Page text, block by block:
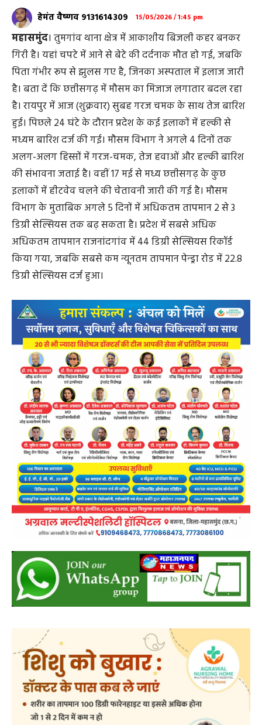
हेमंत वैष्णव 9131614309 15/05/2026 / 1:45 pm
महासमुंद। तुमगांव थाना क्षेत्र में आकाशीय बिजली कहर बनकर
गिरी है। यहां चपटे में आने से बेटे की दर्दनाक मौत हो गई, जबकि
पिता गंभीर रूप से झुलस गए है, जिनका अस्पताल में इलाज जारी
है। बता दें कि छत्तीसगढ़ में मौसम का मिजाज लगातार बदल रहा
है। रायपुर में आज (शुक्रवार) सुबह गरज चमक के साथ तेज बारिश
हुई। पिछले 24 घंटे के दौरान प्रदेश के कई इलाकों में हल्की से
मध्यम बारिश दर्ज की गई। मौसम विभाग ने अगले 4 दिनों तक
अलग-अलग हिस्सों में गरज-चमक, तेज हवाओं और हल्की बारिश
की संभावना जताई है। वहीं 17 मई से मध्य छत्तीसगढ़ के कुछ
इलाकों में हीटवेव चलने की चेतावनी जारी की गई है। मौसम
विभाग के मुताबिक अगले 5 दिनों में अधिकतम तापमान 2 से 3
डिग्री सेल्सियस तक बढ़ सकता है। प्रदेश में सबसे अधिक
अधिकतम तापमान राजनांदगांव में 44 डिग्री सेल्सियस रिकॉर्ड
किया गया, जबकि सबसे कम न्यूनतम तापमान पेन्ड्रा रोड में 22.8
डिग्री सेल्सियस दर्ज हुआ।